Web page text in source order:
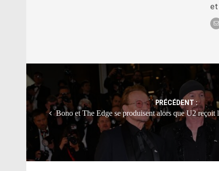
et
navigation
PRÉCÉDENT :
Bono et The Edge se produisent alors que U2